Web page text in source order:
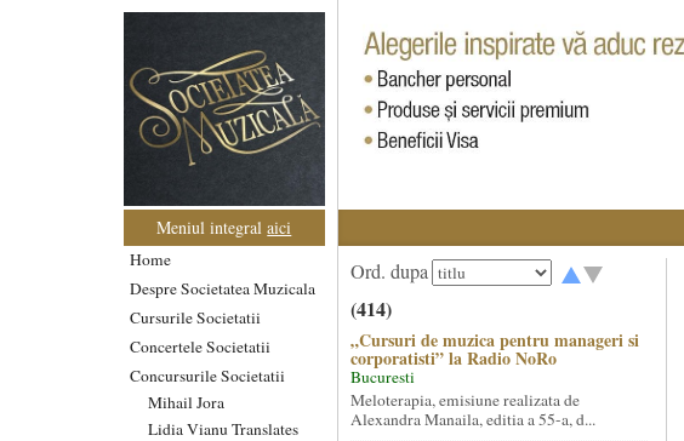
Meniul integralaici
Home
Despre Societatea Muzicala
Cursurile Societatii
Concertele Societatii
Concursurile Societatii
Mihail Jora
Lidia Vianu Translates
Ord. dupa
(414)
„Cursuri de muzica pentru manageri si
corporatisti” la Radio NoRo
Bucuresti
Meloterapia, emisiune realizata de
Alexandra Manaila, editia a 55-a, d...